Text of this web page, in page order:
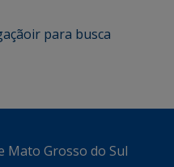
ir para busca
Mato Grosso do Sul